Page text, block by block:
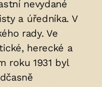
nevydané
a úředníka. V
rady. Ve
herecké a
roku 1931 byl